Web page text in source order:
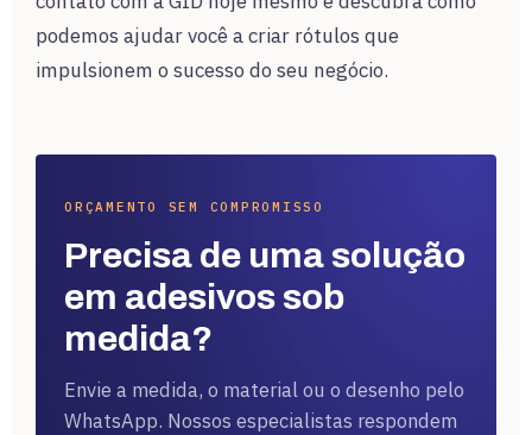
podemos ajudar você a criar rótulos que
impulsionem o sucesso do seu negócio.
ORÇAMENTO SEM COMPROMISSO
Precisa de uma solução
em adesivos sob
medida?
Envie a medida, o material ou o desenho pelo
WhatsApp. Nossos especialistas respondem